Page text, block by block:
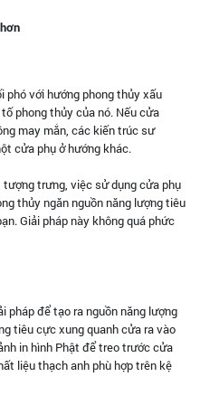
phó với hướng phong thủy xấu
phong thủy của nó. Nếu cửa
may mắn, các kiến trúc sư
cửa phụ ở hướng khác.
trưng, việc sử dụng cửa phụ
thủy ngăn nguồn năng lượng tiêu
Giải pháp này không quá phức
pháp để tạo ra nguồn năng lượng
tiêu cực xung quanh cửa ra vào
in hình Phật để treo trước cửa
liệu thạch anh phù hợp trên kệ